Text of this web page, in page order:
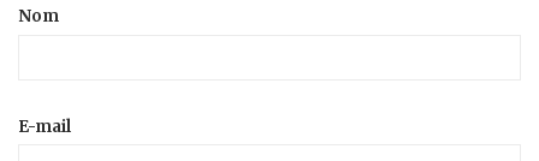
Nom
E-mail